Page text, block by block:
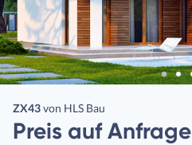
ZX43von HLS Bau
Preis auf Anfrage